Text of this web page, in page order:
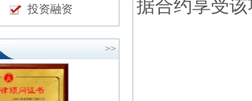
投资融资
>>
据合约享受